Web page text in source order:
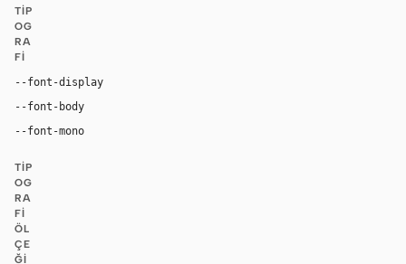
TIP
OG
RA
FI
--font-display
--font-body
--font-mono
TIP
OG
RA
FI
ÖL
ÇE
ĞI